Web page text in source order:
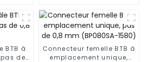
mâle (BP050SA - 0330)
BTB à
de
Connecteur femelle BTB à
emplacement unique,